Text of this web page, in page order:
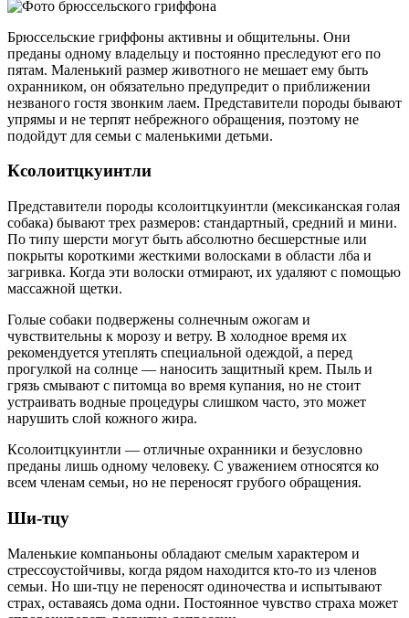
Брюссельские гриффоны активны и общительны. Они
преданы одному владельцу и постоянно преследуют его по
пятам. Маленький размер животного не мешает ему быть
охранником, он обязательно предупредит о приближении
незваного гостя звонким лаем. Представители породы бывают
упрямы и не терпят небрежного обращения, поэтому не
подойдут для семьи с маленькими детьми.
Ксолоитцкуинтли
Представители породы ксолоитцкуинтли (мексиканская голая
собака) бывают трех размеров: стандартный, средний и мини.
По типу шерсти могут быть абсолютно бесшерстные или
покрыты короткими жесткими волосками в области лба и
загривка. Когда эти волоски отмирают, их удаляют с помощью
массажной щетки.
Голые собаки подвержены солнечным ожогам и
чувствительны к морозу и ветру. В холодное время их
рекомендуется утеплять специальной одеждой, а перед
прогулкой на солнце — наносить защитный крем. Пыль и
грязь смывают с питомца во время купания, но не стоит
устраивать водные процедуры слишком часто, это может
нарушить слой кожного жира.
Ксолоитцкуинтли — отличные охранники и безусловно
преданы лишь одному человеку. С уважением относятся ко
всем членам семьи, но не переносят грубого обращения.
Ши-тцу
Маленькие компаньоны обладают смелым характером и
стрессоустойчивы, когда рядом находится кто-то из членов
семьи. Но ши-тцу не переносят одиночества и испытывают
страх, оставаясь дома одни. Постоянное чувство страха может